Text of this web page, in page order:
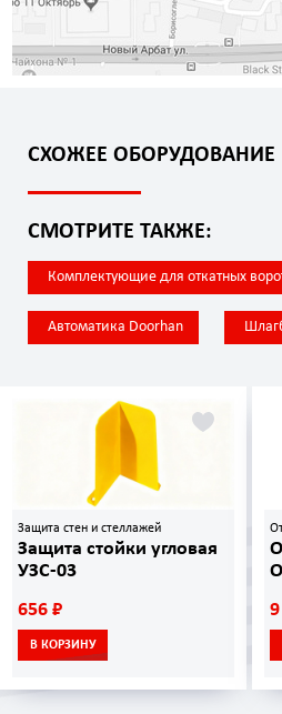
СХОЖЕЕ ОБОРУДОВАНИЕ
СМОТРИТЕ ТАКЖЕ:
Комплектующие для откатных
Автоматика Doorhan
Защита стен и стеллажей
Защита стойки угловая
УЗС-03
656 ₽
В КОРЗИНУ